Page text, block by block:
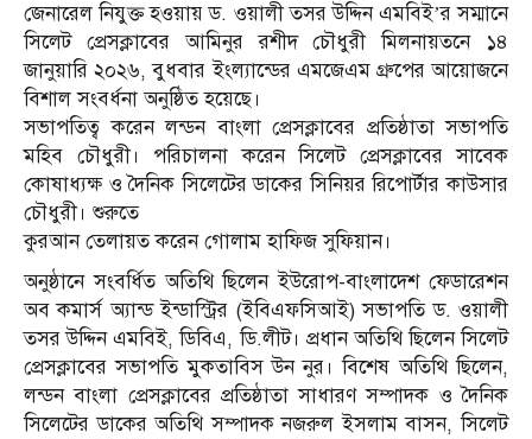
জেনারেল নিযুক্ত হওয়ায় ড. ওয়ালী তসর উদ্দিন এমবিই’র সম্মানে
সিলেট প্রেসক্লাবের আমিনুর রশীদ চৌধুরী মিলনায়তনে ১৪
জানুয়ারি ২০২৬, বুধবার ইংল্যান্ডের এমজেএম গ্রুপের আয়োজনে
বিশাল সংবর্ধনা অনুষ্ঠিত হয়েছে।
সভাপতিত্ব করেন লন্ডন বাংলা প্রেসক্লাবের প্রতিষ্ঠাতা সভাপতি
মহিব চৌধুরী। পরিচালনা করেন সিলেট প্রেসক্লাবের সাবেক
কোষাধ্যক্ষ ও দৈনিক সিলেটের ডাকের সিনিয়র রিপোর্টার কাউসার
চৌধুরী। শুরুতে
কুরআন তেলায়ত করেন গোলাম হাফিজ সুফিয়ান।
অনুষ্ঠানে সংবর্ধিত অতিথি ছিলেন ইউরোপ-বাংলাদেশ ফেডারেশন
অব কমার্স অ্যান্ড ইন্ডাস্ট্রির (ইবিএফসিআই) সভাপতি ড. ওয়ালী
তসর উদ্দিন এমবিই, ডিবিএ, ডি.লীট। প্রধান অতিথি ছিলেন সিলেট
প্রেসক্লাবের সভাপতি মুকতাবিস উন নুর। বিশেষ অতিথি ছিলেন,
লন্ডন বাংলা প্রেসক্লাবের প্রতিষ্ঠাতা সাধারণ সম্পাদক ও দৈনিক
সিলেটের ডাকের অতিথি সম্পাদক নজরুল ইসলাম বাসন, সিলেট